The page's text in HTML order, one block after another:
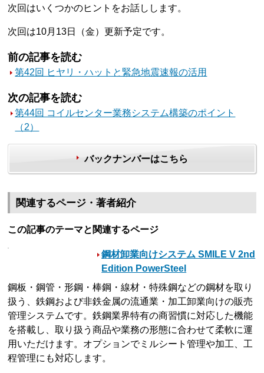
次回はいくつかのヒントをお話しします。
次回は10月13日（金）更新予定です。
前の記事を読む
第42回 ヒヤリ・ハットと緊急地震速報の活用
次の記事を読む
第44回 コイルセンター業務システム構築のポイント
（2）
バックナンバーはこちら
関連するページ・著者紹介
この記事のテーマと関連するページ
鋼材卸業向けシステム SMILE V 2nd
Edition PowerSteel
鋼板・鋼管・形鋼・棒鋼・線材・特殊鋼などの鋼材を取り
扱う、鉄鋼および非鉄金属の流通業・加工卸業向けの販売
管理システムです。鉄鋼業界特有の商習慣に対応した機能
を搭載し、取り扱う商品や業務の形態に合わせて柔軟に運
用いただけます。オプションでミルシート管理や加工、工
程管理にも対応します。